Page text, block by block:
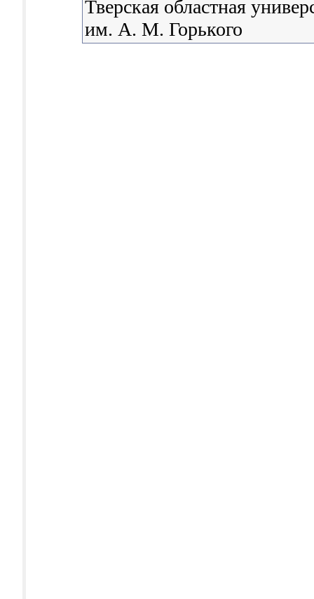
Тверская областная
им. А. М. Горького